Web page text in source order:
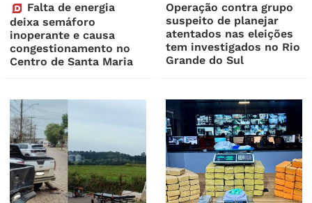
Falta de energia
deixa semáforo
inoperante e causa
congestionamento no
Centro de Santa Maria
Operação contra grupo
suspeito de planejar
atentados nas eleições
tem investigados no Rio
Grande do Sul